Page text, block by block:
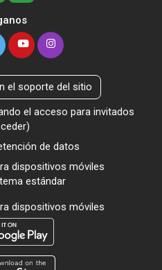
el soporte del sitio
el acceso para invitados
)
de datos
dispositivos móviles
estándar
dispositivos móviles